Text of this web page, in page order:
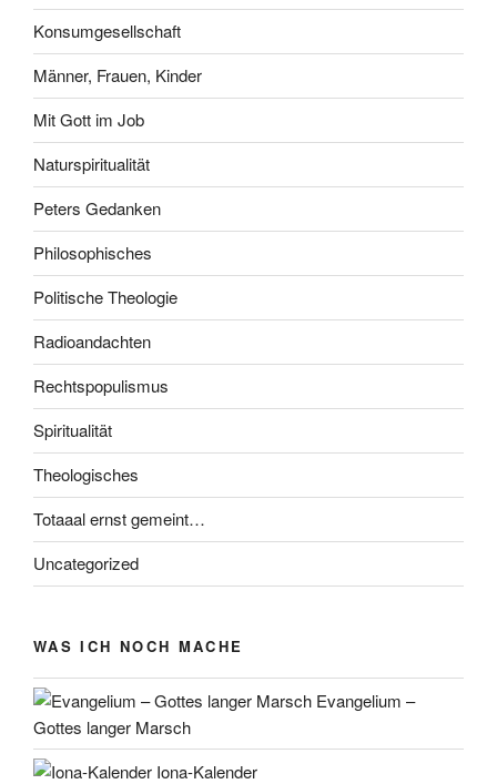
Konsumgesellschaft
Männer, Frauen, Kinder
Mit Gott im Job
Naturspiritualität
Peters Gedanken
Philosophisches
Politische Theologie
Radioandachten
Rechtspopulismus
Spiritualität
Theologisches
Totaaal ernst gemeint…
Uncategorized
WAS ICH NOCH MACHE
Evangelium –
Gottes langer Marsch
Iona-Kalender